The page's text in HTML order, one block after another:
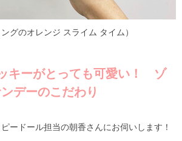
グのオレンジ スライム タイム）
キーがとっても可愛い！ ゾ
デーのこだわり
ードール担当の朝香さんにお伺いします！